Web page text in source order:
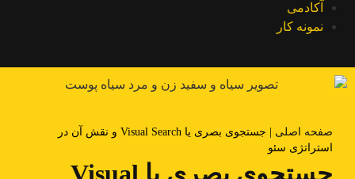
آکادمی
نمونه کار
صفحه اصلی
جستجوی بصری یا Visual Search و نقش آن در
استراتژی سئو